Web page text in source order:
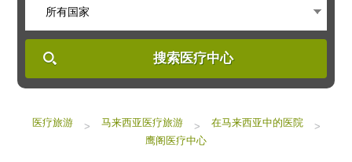
所有国家
搜索医疗中心
医疗旅游 > 马来西亚医疗旅游 > 在马来西亚中的医院
>
鹰阁医疗中心